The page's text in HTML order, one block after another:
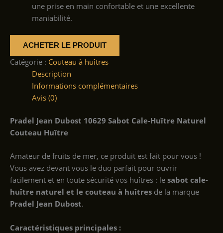
une prise en main confortable et une excellente
maniabilité.
ACHETER LE PRODUIT
Catégorie : Couteau à huîtres
Description
Informations complémentaires
Avis (0)
Pradel Jean Dubost 10629 Sabot Cale-Huître Naturel
Couteau Huître
Amateur de fruits de mer, ce produit est fait pour vous !
Vous avez devant vous le duo parfait pour ouvrir
facilement et en toute sécurité vos huîtres : le sabot cale-
huître naturel et le couteau à huîtres de la marque
Pradel Jean Dubost.
Caractéristiques principales :